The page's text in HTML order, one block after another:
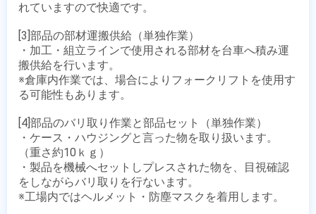
れていますので快適です。
[3]部品の部材運搬供給（単独作業）
・加工・組立ラインで使用される部材を台車へ積み運
搬供給を行います。
※倉庫内作業では、場合によりフォークリフトを使用す
る可能性もあります。
[4]部品のバリ取り作業と部品セット（単独作業）
・ケース・ハウジングと言った物を取り扱います。
（重さ約10ｋｇ）
・製品を機械へセットしプレスされた物を、目視確認
をしながらバリ取りを行ないます。
※工場内ではヘルメット・防塵マスクを着用します。